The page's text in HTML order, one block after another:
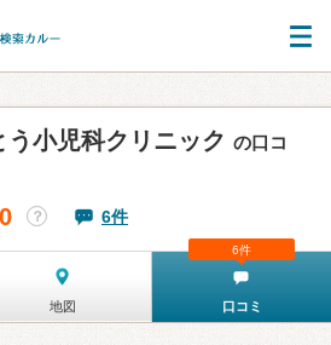
小児科クリニック の口コ
？ 6件
地図 口コミ
6件